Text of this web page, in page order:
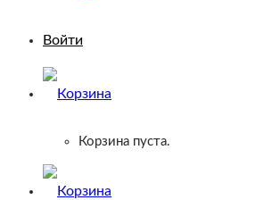
Войти
Корзина пуста.